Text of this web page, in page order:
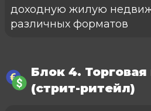
доходную жилую
различных форматов
Блок 4.
(стрит-ритейл)